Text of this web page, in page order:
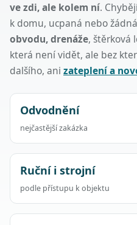
ve zdi, ale kolem ní.
k domu, ucpaná nebo
obvodu, drenáže, štěrková
která není vidět, ale bez
dalšího, ani zateplení a
Odvodnění
nejčastější zakázka
Ruční i strojní
podle přístupu k objektu